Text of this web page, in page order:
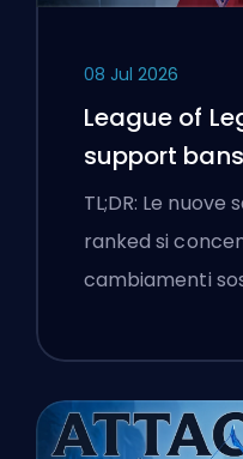
08 Jul 2026
League of
support
flags
TL;DR: Le nuove
ranked si
cambiamenti